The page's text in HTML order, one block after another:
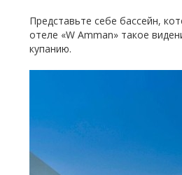
Представьте себе бассейн,
отеле «W Amman» такое
купанию.